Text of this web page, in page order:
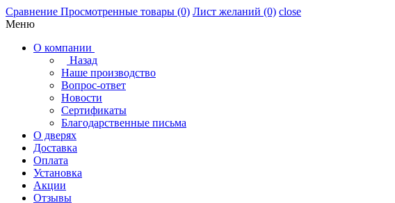
Сравнение Просмотренные товары (0) Лист желаний (0) close
Меню
О компании
Назад
Наше производство
Вопрос-ответ
Новости
Сертификаты
Благодарственные письма
О дверях
Доставка
Оплата
Установка
Акции
Отзывы